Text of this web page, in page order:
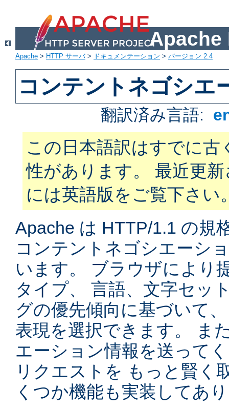
Apache
Apache > HTTP サーバ> ドキュメンテーション > バージョン 2.4
コンテントネゴシエ
翻訳済み言語:
この日本語訳はすでに古
性があります。 最近更
には英語版をご覧下さい
Apache は HTTP/1.1 の規
コンテントネゴシエーシ
います。 ブラウザにより
タイプ、 言語、文字セッ
グの優先傾向に基づいて
表現を選択できます。 ま
エーション情報を送って
リクエストを もっと賢く
くつか機能も実装してあ